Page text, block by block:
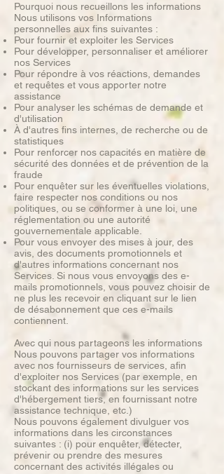
Pourquoi nous recueillons les informations
Nous utilisons vos Informations
personnelles aux fins suivantes :
Pour fournir et exploiter les Services
Pour développer, personnaliser et améliorer
nos Services
Pour répondre à vos réactions, demandes
et requêtes et vous apporter notre
assistance
Pour analyser les schémas de demande et
d'utilisation
À d'autres fins internes, de recherche ou de
statistiques
Pour renforcer nos capacités en matière de
sécurité des données et de prévention de la
fraude
Pour enquêter sur les éventuelles violations,
faire respecter nos conditions ou nos
politiques, ou se conformer à une loi, une
réglementation ou une autorité
gouvernementale applicable.
Pour vous envoyer des mises à jour, des
avis, des documents promotionnels et
d'autres informations concernant nos
Services. Si nous vous envoyons des e-
mails promotionnels, vous pouvez choisir de
ne plus les recevoir en cliquant sur le lien
de désabonnement que ces e-mails
contiennent.
Avec qui nous partageons les informations
Nous pouvons partager vos informations
avec nos fournisseurs de services, afin
d'exploiter nos Services (par exemple, en
stockant des informations sur les services
d'hébergement tiers, en fournissant notre
assistance technique, etc.)
Nous pouvons également divulguer vos
informations dans les circonstances
suivantes : (i) pour enquêter, détecter,
prévenir ou prendre des mesures
concernant des activités illégales ou